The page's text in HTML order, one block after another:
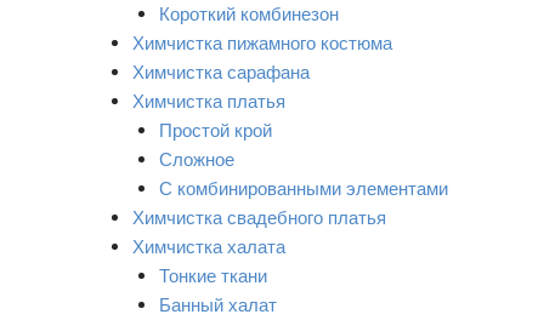
Короткий комбинезон
Химчистка пижамного костюма
Химчистка сарафана
Химчистка платья
Простой крой
Сложное
С комбинированными элементами
Химчистка свадебного платья
Химчистка халата
Тонкие ткани
Банный халат